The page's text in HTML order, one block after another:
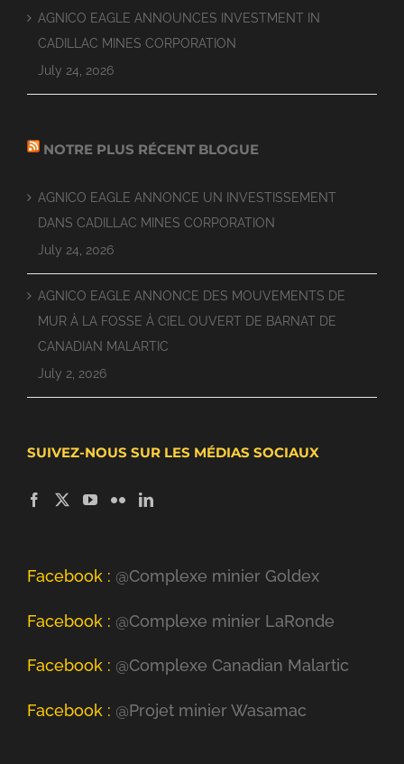
AGNICO EAGLE ANNOUNCES INVESTMENT IN
CADILLAC MINES CORPORATION
July 24, 2026
NOTRE PLUS RÉCENT BLOGUE
AGNICO EAGLE ANNONCE UN INVESTISSEMENT
DANS CADILLAC MINES CORPORATION
July 24, 2026
AGNICO EAGLE ANNONCE DES MOUVEMENTS DE
MUR À LA FOSSE À CIEL OUVERT DE BARNAT DE
CANADIAN MALARTIC
July 2, 2026
SUIVEZ-NOUS SUR LES MÉDIAS SOCIAUX
Facebook : @Complexe minier Goldex
Facebook : @Complexe minier LaRonde
Facebook : @Complexe Canadian Malartic
Facebook : @Projet minier Wasamac